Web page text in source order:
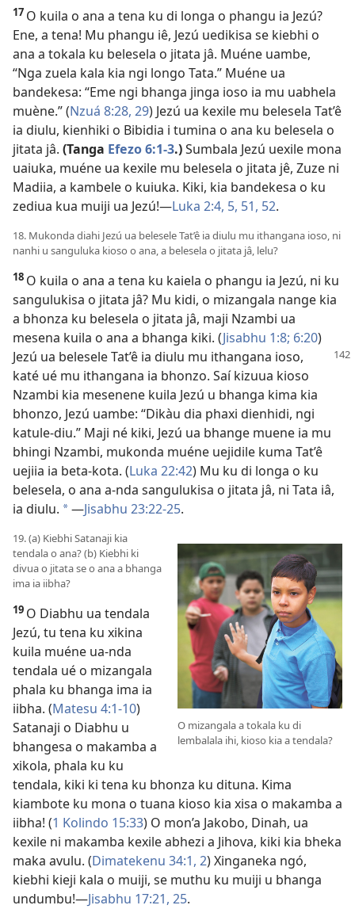
17 O kuila o ana a tena ku di longa o phangu ia Jezú?
Ene, a tena! Mu phangu iê, Jezú uedikisa se kiebhi o
ana a tokala ku belesela o jitata jâ. Muéne uambe,
“Nga zuela kala kia ngi longo Tata.” Muéne ua
bandekesa: “Eme ngi bhanga jinga ioso ia mu uabhela
muène.” (Nzuá 8:28, 29) Jezú ua kexile mu belesela Tat’ê
ia diulu, kienhiki o Bibidia i tumina o ana ku belesela o
jitata jâ. (Tanga Efezo 6:1-3.)Sumbala Jezú uexile mona
uaiuka, muéne ua kexile mu belesela o jitata jê, Zuze ni
Madiia, a kambele o kuiuka. Kiki, kia bandekesa o ku
zediua kua muiji ua Jezú!—Luka 2:4, 5, 51, 52.
18. Mukonda diahi Jezú ua belesele Tat’ê ia diulu mu ithangana ioso, ni
nanhi u sanguluka kioso o ana, a belesela o jitata jâ, lelu?
18 O kuila o ana a tena ku kaiela o phangu ia Jezú, ni ku
sangulukisa o jitata jâ? Mu kidi, o mizangala nange kia
a bhonza ku belesela o jitata jâ, maji Nzambi ua
mesena kuila o ana a bhanga kiki. (Jisabhu 1:8; 6:20)
Jezú ua beleseleTat’ê ia diulu mu ithangana ioso,
katé ué mu ithangana ia bhonzo. Saí kizuua kioso
Nzambi kia mesenene kuila Jezú u bhanga kima kia
bhonzo, Jezú uambe: “Dikàu dia phaxi dienhidi, ngi
katule-diu.” Maji né kiki, Jezú ua bhange muene ia mu
bhingi Nzambi, mukonda muéne uejidile kuma Tat’ê
uejiia ia beta-kota. (Luka 22:42) Mu ku di longa o ku
belesela, o ana a-nda sangulukisa o jitata jâ, ni Tata iâ,
ia diulu. *—Jisabhu 23:22-25.
O mizangala a tokala ku di
lembalala ihi, kioso kia a tendala?
19. (a) Kiebhi Satanaji kia
tendala o ana? (b) Kiebhi ki
divua o jitata se o ana a bhanga
ima ia iibha?
19 O Diabhu ua tendala
Jezú, tu tena ku xikina
kuila muéne ua-nda
tendala ué o mizangala
phala ku bhanga ima ia
iibha. (Matesu 4:1-10)
Satanaji o Diabhu u
bhangesa o makamba a
xikola, phala ku ku
tendala, kiki ki tena ku bhonza ku dituna. Kima
kiambote ku mona o tuana kioso kia xisa o makamba a
iibha! (1 Kolindo 15:33) O mon’a Jakobo, Dinah, ua
kexile ni makamba kexile abhezi a Jihova, kiki kia bheka
maka avulu. (Dimatekenu 34:1, 2) Xinganeka ngó,
kiebhi kieji kala o muiji, se muthu ku muiji u bhanga
undumbu!—Jisabhu 17:21, 25.